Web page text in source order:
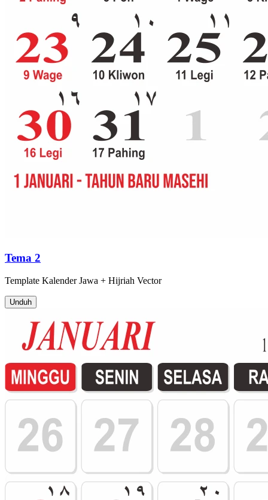
Tema 2
Template Kalender Jawa + Hijriah Vector
Unduh